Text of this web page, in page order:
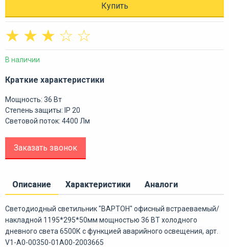
Купить
☆
☆
☆
☆
☆
В наличии
Краткие характеристики
Мощность: 36 Вт
Степень защиты: IP 20
Световой поток: 4400 Лм
Заказать звонок
Описание Характеристики Аналоги
Светодиодный светильник "ВАРТОН" офисный встраеваемый/
накладной 1195*295*50мм мощностью 36 ВТ холодного
дневного света 6500К с функцией аварийного освещения, арт.
V1-A0-00350-01A00-2003665